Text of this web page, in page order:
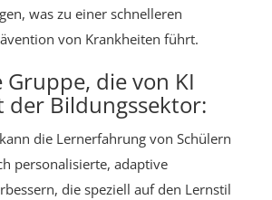
was zu einer schnelleren
von Krankheiten führt.
Gruppe, die von KI
Bildungssektor:
die Lernerfahrung von Schülern
personalisierte, adaptive
die speziell auf den Lernstil